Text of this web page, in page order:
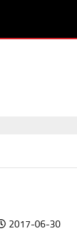
2017-06-30